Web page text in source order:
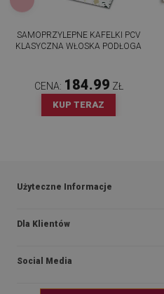
SAMOPRZYLEPNE KAFELKI PCV
KLASYCZNA WŁOSKA PODŁOGA
CENA: 184.99 ZŁ
KUP TERAZ
Użyteczne Informacje
Zwroty i reklamacje
Polityka prywatności i cookies
Dla Klientów
O nas
Social Media